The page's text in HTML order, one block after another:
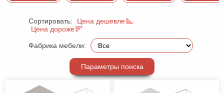
мебель
Детская
мебель
МебельСортировать:
Цена дешевле
Цена дороже
Фабрика мебели:
Параметры поиска